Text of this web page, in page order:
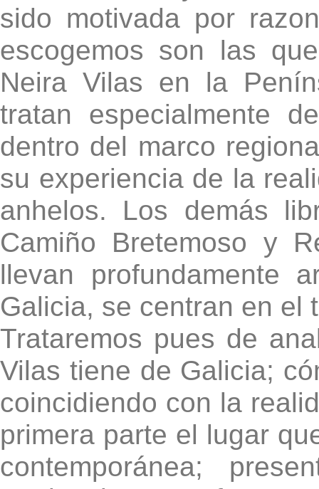
sido motivada por
escogemos son las
Neira Vilas en la
tratan especialmente
dentro del marco
su experiencia de la
anhelos. Los demás
Camiño Bretemoso y
llevan profundamente
Galicia, se centran en el
Trataremos pues de
Vilas tiene de Galicia;
coincidiendo con la
primera parte el lugar
contemporánea;